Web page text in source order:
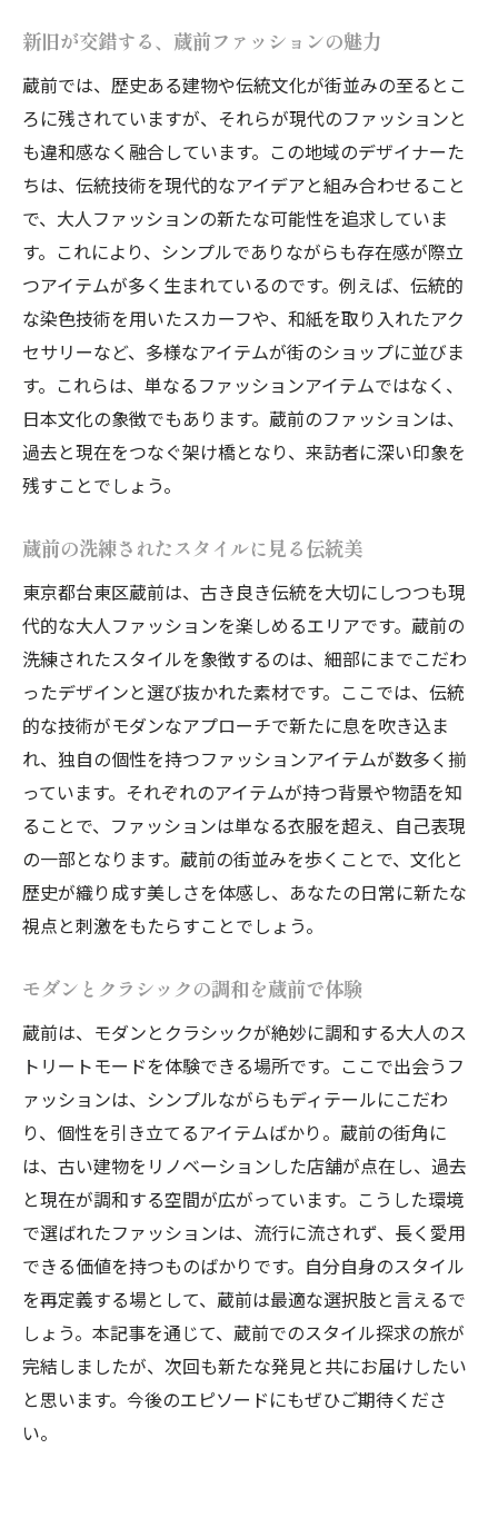
新旧が交錯する、蔵前ファッションの魅力
蔵前では、歴史ある建物や伝統文化が街並みの至るとこ
ろに残されていますが、それらが現代のファッションと
も違和感なく融合しています。この地域のデザイナーた
ちは、伝統技術を現代的なアイデアと組み合わせること
で、大人ファッションの新たな可能性を追求していま
す。これにより、シンプルでありながらも存在感が際立
つアイテムが多く生まれているのです。例えば、伝統的
な染色技術を用いたスカーフや、和紙を取り入れたアク
セサリーなど、多様なアイテムが街のショップに並びま
す。これらは、単なるファッションアイテムではなく、
日本文化の象徴でもあります。蔵前のファッションは、
過去と現在をつなぐ架け橋となり、来訪者に深い印象を
残すことでしょう。
蔵前の洗練されたスタイルに見る伝統美
東京都台東区蔵前は、古き良き伝統を大切にしつつも現
代的な大人ファッションを楽しめるエリアです。蔵前の
洗練されたスタイルを象徴するのは、細部にまでこだわ
ったデザインと選び抜かれた素材です。ここでは、伝統
的な技術がモダンなアプローチで新たに息を吹き込ま
れ、独自の個性を持つファッションアイテムが数多く揃
っています。それぞれのアイテムが持つ背景や物語を知
ることで、ファッションは単なる衣服を超え、自己表現
の一部となります。蔵前の街並みを歩くことで、文化と
歴史が織り成す美しさを体感し、あなたの日常に新たな
視点と刺激をもたらすことでしょう。
モダンとクラシックの調和を蔵前で体験
蔵前は、モダンとクラシックが絶妙に調和する大人のス
トリートモードを体験できる場所です。ここで出会うフ
ァッションは、シンプルながらもディテールにこだわ
り、個性を引き立てるアイテムばかり。蔵前の街角に
は、古い建物をリノベーションした店舗が点在し、過去
と現在が調和する空間が広がっています。こうした環境
で選ばれたファッションは、流行に流されず、長く愛用
できる価値を持つものばかりです。自分自身のスタイル
を再定義する場として、蔵前は最適な選択肢と言えるで
しょう。本記事を通じて、蔵前でのスタイル探求の旅が
完結しましたが、次回も新たな発見と共にお届けしたい
と思います。今後のエピソードにもぜひご期待くださ
い。